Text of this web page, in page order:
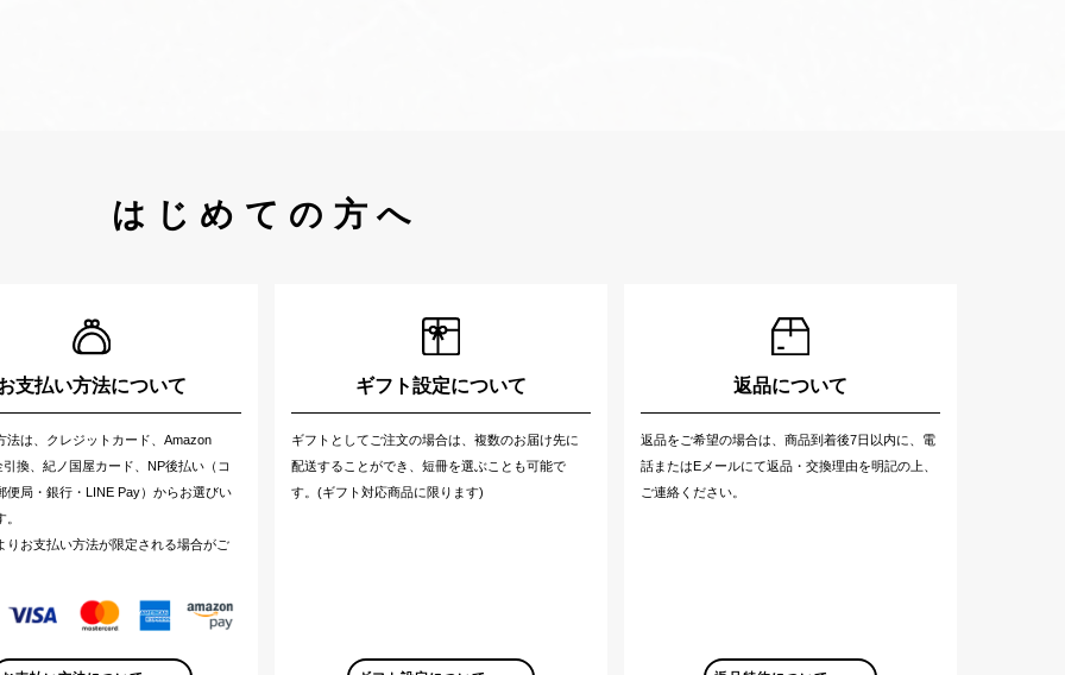
はじめての方へ
支払い方法について
法は、クレジットカード、Amazon
換、紀ノ国屋カード、NP後払い（コ
便局・銀行・LINE Pay）からお選びい
お支払い方法が限定される場合がご
ギフト設定について
ギフトとしてご注文の場合は、複数のお届け先に
配送することができ、短冊を選ぶことも可能で
す。(ギフト対応商品に限ります)
返品について
返品をご希望の場合は、商品到着後7日以内に、電
話またはEメールにて返品・交換理由を明記の上、
ご連絡ください。